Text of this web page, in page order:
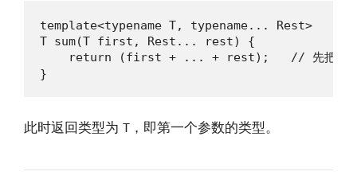
template<typename T, typename... Rest>
T sum(T first, Rest... rest) {
return (first + ... + rest);   // 先把
}
此时返回类型为 T ，即第一个参数的类型。